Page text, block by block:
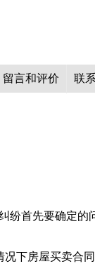
留言和评价 联
纷首先要确定的